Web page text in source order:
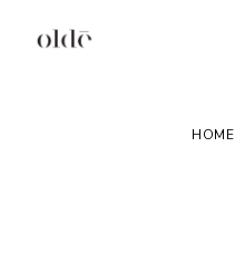
HOME